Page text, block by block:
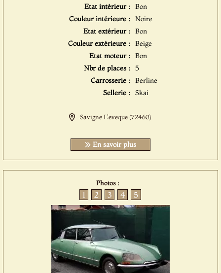
Etat intérieur : Bon
Couleur intérieure : Noire
Etat extérieur : Bon
Couleur extérieure : Beige
Etat moteur : Bon
Nbr de places : 5
Carrosserie : Berline
Sellerie : Skai
Savigne L'eveque (72460)
En savoir plus
Photos :
1 2 3 4 5